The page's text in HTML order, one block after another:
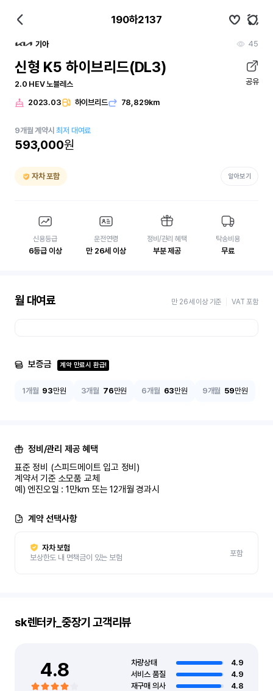
190하2137
기아 45
신형 K5 하이브리드(DL3)
2.0 HEV 노블레스 공유
2023.03 하이브리드 78,829km
9개월 계약시최저 대여료
593,000원
자차 포함 알아보기
신용등급
6등급 이상
운전연령
만 26세 이상
정비/관리 혜택
부분 제공
탁송비용
무료
월 대여료 만 26세 이상 기준 VAT 포함
보증금 계약 만료시 환급!
1개월 93만원 3개월 76만원 6개월 63만원 9개월 59만원
정비/관리 제공 혜택
표준 정비 (스피드메이트 입고 정비)
계약서 기준 소모품 교체
예) 엔진오일 : 1만km 또는 12개월 경과시
계약 선택사항
자차 보험
보상한도 내 면책금이 있는 보험
포함
sk렌터카_중장기 고객리뷰
4.8 차량상태
4.9
서비스 품질
4.9
재구매 의사
4.8